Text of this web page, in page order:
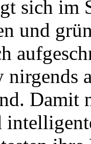
sich im
und
nirgends
Damit